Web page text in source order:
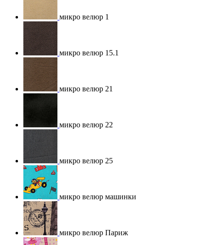
микро велюр 1
микро велюр 15.1
микро велюр 21
микро велюр 22
микро велюр 25
микро велюр машинки
микро велюр Париж